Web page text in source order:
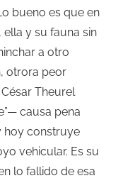
bueno es que en
y su fauna sin
a otro
otrora peor
Theurel
causa pena
hoy construye
vehicular. Es su
lo fallido de esa